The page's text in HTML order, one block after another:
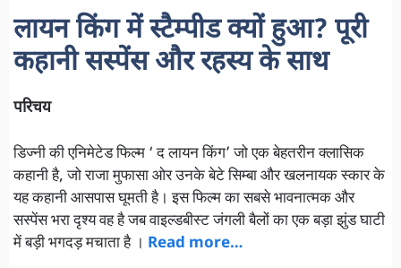
लायन किंग में स्टैम्पीड क्यों हुआ? पूरी
कहानी सस्पेंस और रहस्य के साथ
परिचय
डिज्नी की एनिमेटेड फिल्म ‘ द लायन किंग’ जो एक बेहतरीन क्लासिक
कहानी है, जो राजा मुफासा ओर उनके बेटे सिम्बा और खलनायक स्कार के
यह कहानी आसपास घूमती है। इस फिल्म का सबसे भावनात्मक और
सस्पेंस भरा दृश्य वह है जब वाइल्डबीस्ट जंगली बैलों का एक बड़ा झुंड घाटी
में बड़ी भगदड़ मचाता है । Read more…